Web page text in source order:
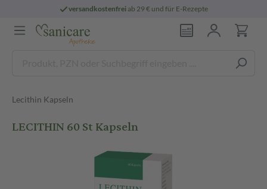
versandkostenfreiab 29 € und für E-Rezepte
Lecithin Kapseln
LECITHIN 60 St Kapseln